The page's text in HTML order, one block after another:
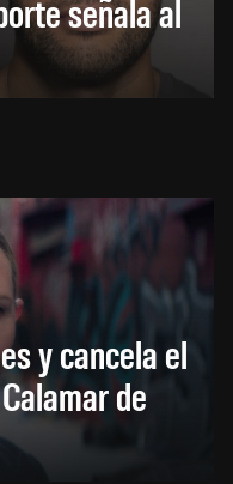
señala al
y cancela el
de